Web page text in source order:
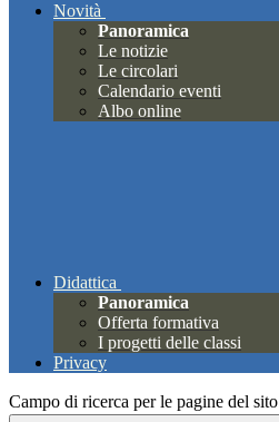
Novità
Panoramica
Le notizie
Le circolari
Calendario eventi
Albo online
Didattica
Panoramica
Offerta formativa
I progetti delle classi
Privacy
Campo di ricerca per le pagine del sito